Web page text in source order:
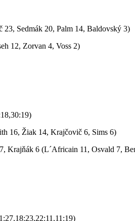
Sedmák 20, Palm 14, Baldovský 3)
12, Zorvan 4, Voss 2)
16, Žiak 14, Krajčovič 6, Sims 6)
Krajňák 6 (L´Africain 11, Osvald 7,